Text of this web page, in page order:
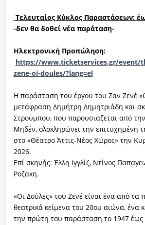
Τελευταίος Κύκλος Παραστάσεων:
-δεν θα δοθεί νέα παράταση-
Ηλεκτρονική Προπώληση:
https://www.ticketservices.gr/event/
zene-oi-doules/?lang=el
Η παράσταση του έργου του Ζαν Ζενέ
μετάφραση Δημήτρη Δημητριάδη και
Στρούμπου, που παρουσιάζεται από
Μηδέν, ολοκληρώνει την επιτυχημένη
στο «Θέατρο Άττις-Νέος Χώρος» την
2026.
Επί σκηνής: Έλλη Ιγγλίζ, Ντίνος
Ροζάκη.
«Οι Δούλες» του Ζενέ είναι ένα από τα
θεατρικά κείμενα του 20ου αιώνα, ένα
την πρώτη του παράσταση το 1947 έως